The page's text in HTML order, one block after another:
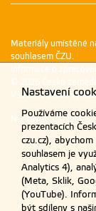
Materiály umístěné
souhlasem ČZU.
Informace o
© 2026 Česká
Všechna práva
Nastavení cookies
Nastavení
Používáme
prezentacích
czu.cz),
souhlasem je
Analytics 4),
(Meta, Sklik,
(YouTube).
být sdíleny s